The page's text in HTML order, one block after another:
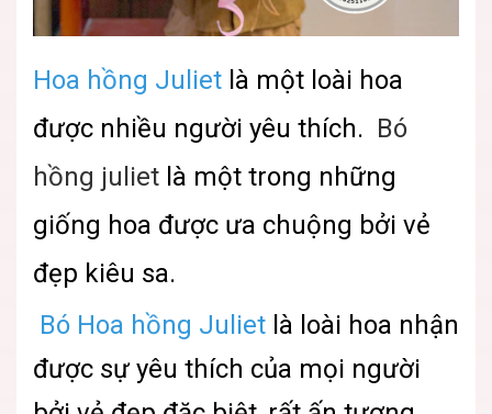
Hoa hồng Juliet là một loài hoa
được nhiều người yêu thích. Bó
hồng juliet là một trong những
giống hoa được ưa chuộng bởi vẻ
đẹp kiêu sa.
Bó Hoa hồng Juliet là loài hoa nhận
được sự yêu thích của mọi người